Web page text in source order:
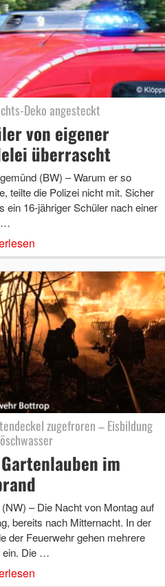
Deko angesteckt
von eigener
überrascht
(BW) – Warum er so
teilte die Polizei nicht mit. Sicher
ein 16-jähriger Schüler nach einer
…
zugefroren – Eisbildung
im
– Die Nacht von Montag auf
bereits nach Mitternacht. In der
der Feuerwehr gehen mehrere
ein. Die …